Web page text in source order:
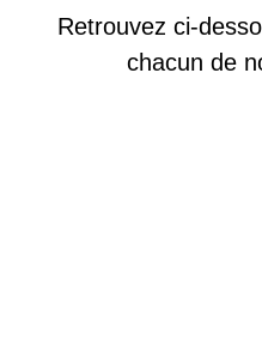
Retrouvez ci-
chacun de